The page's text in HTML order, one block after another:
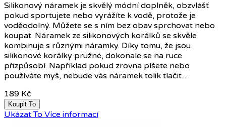
Silikonový náramek je skvělý módní doplněk, obzvlášť
pokud sportujete nebo vyrážíte k vodě, protože je
voděodolný. Můžete se s ním bez obav sprchovat nebo
koupat. Náramek ze silikonových korálků se skvěle
kombinuje s různými náramky. Díky tomu, že jsou
silikonové korálky pružné, dokonale se na ruce
přizpůsobí. Například pokud zrovna píšete nebo
používáte myš, nebude vás náramek tolik tlačit....
189 Kč
Koupit To
Ukázat To Více informací